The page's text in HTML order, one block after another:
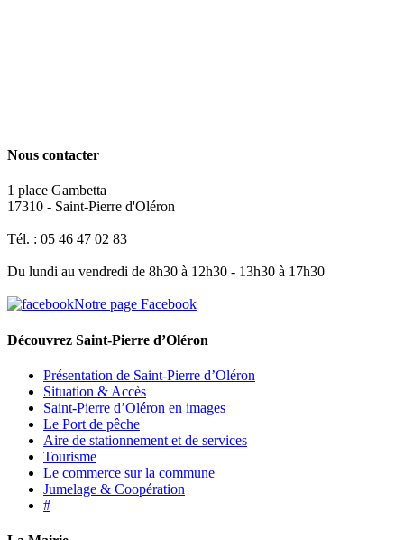
Nous contacter
1 place Gambetta
17310 - Saint-Pierre d'Oléron
Tél. : 05 46 47 02 83
Du lundi au vendredi de 8h30 à 12h30 - 13h30 à 17h30
Notre page Facebook
Découvrez Saint-Pierre d’Oléron
Présentation de Saint-Pierre d’Oléron
Situation & Accès
Saint-Pierre d’Oléron en images
Le Port de pêche
Aire de stationnement et de services
Tourisme
Le commerce sur la commune
Jumelage & Coopération
#